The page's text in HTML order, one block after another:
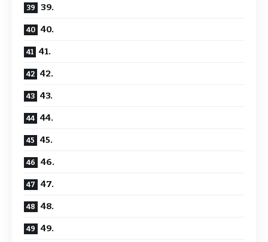
39.
40.
41.
42.
43.
44.
45.
46.
47.
48.
49.